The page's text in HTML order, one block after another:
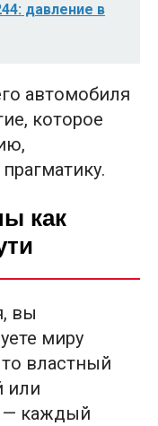
давление в
автомобиля
которое
как
вы
миру
властный
или
— каждый